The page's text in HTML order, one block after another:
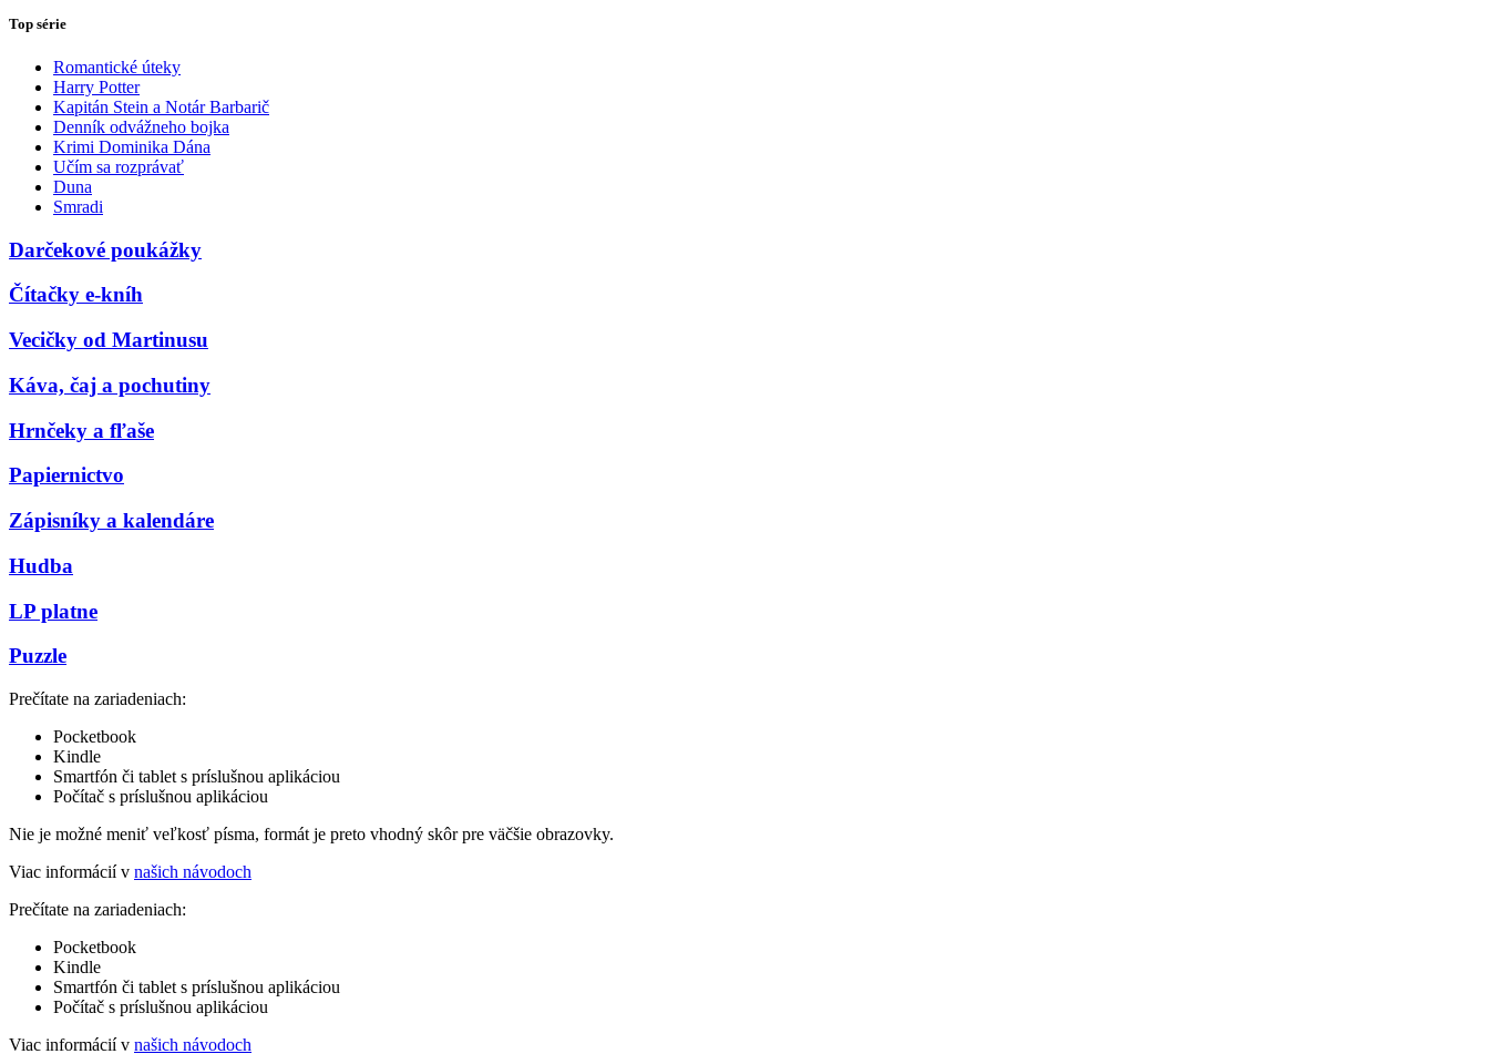
Top série
Romantické úteky
Harry Potter
Kapitán Stein a Notár Barbarič
Denník odvážneho bojka
Krimi Dominika Dána
Učím sa rozprávať
Duna
Smradi
Darčekové poukážky
Čítačky e-kníh
Vecičky od Martinusu
Káva, čaj a pochutiny
Hrnčeky a fľaše
Papiernictvo
Zápisníky a kalendáre
Hudba
LP platne
Puzzle
Prečítate na zariadeniach:
Pocketbook
Kindle
Smartfón či tablet s príslušnou aplikáciou
Počítač s príslušnou aplikáciou
Nie je možné meniť veľkosť písma, formát je preto vhodný skôr pre väčšie obrazovky.
Viac informácií v našich návodoch
Prečítate na zariadeniach:
Pocketbook
Kindle
Smartfón či tablet s príslušnou aplikáciou
Počítač s príslušnou aplikáciou
Viac informácií v našich návodoch